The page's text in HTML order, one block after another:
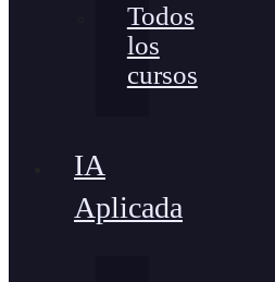
Todos
los
cursos
IA
Aplicada